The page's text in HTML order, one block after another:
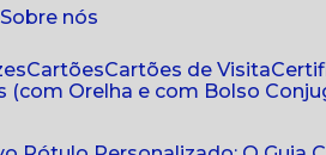
Sobre nós
Cartões Cartões de Visita
(com Orelha e com Bolso